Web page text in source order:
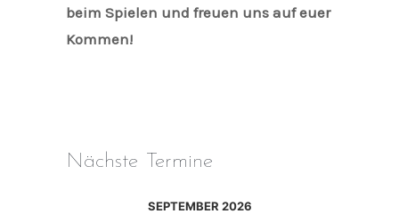
beim Spielen und freuen uns auf euer
Kommen!
Nächste Termine
SEPTEMBER 2026